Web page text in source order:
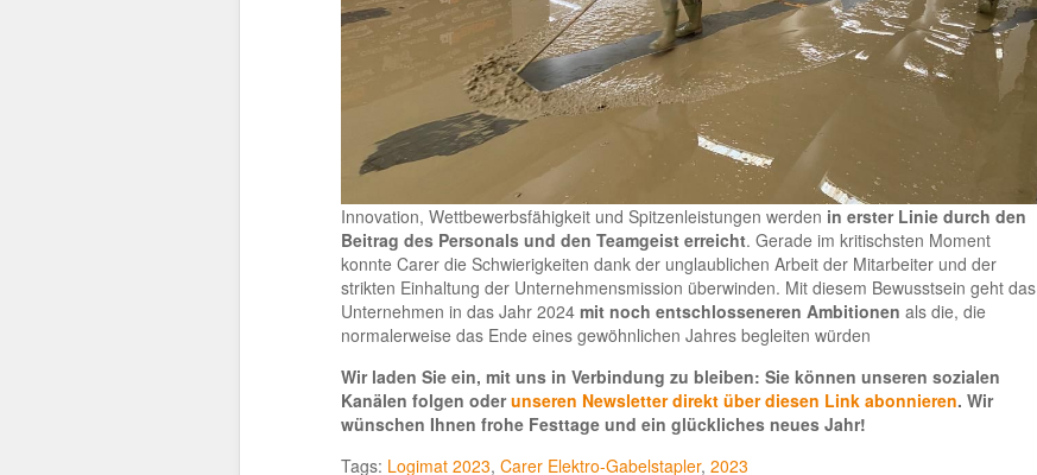
Innovation, Wettbewerbsfähigkeit und Spitzenleistungen werden in erster Linie durch den
Beitrag des Personals und den Teamgeist erreicht. Gerade im kritischsten Moment
konnte Carer die Schwierigkeiten dank der unglaublichen Arbeit der Mitarbeiter und der
strikten Einhaltung der Unternehmensmission überwinden. Mit diesem Bewusstsein geht das
Unternehmen in das Jahr 2024 mit noch entschlosseneren Ambitionen als die, die
normalerweise das Ende eines gewöhnlichen Jahres begleiten würden
Wir laden Sie ein, mit uns in Verbindung zu bleiben: Sie können unseren sozialen
Kanälen folgen oderunseren Newsletter direkt über diesen Link abonnieren. Wir
wünschen Ihnen frohe Festtage und ein glückliches neues Jahr!
Tags: Logimat 2023, Carer Elektro-Gabelstapler, 2023